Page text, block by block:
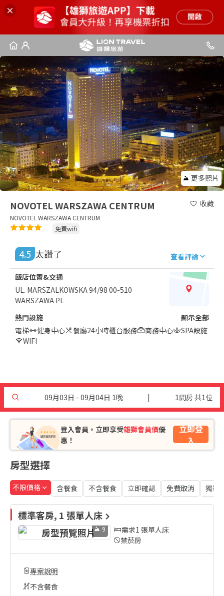
更多照片
NOVOTEL WARSZAWA CENTRUM
NOVOTEL WARSZAWA CENTRUM
免費wifi
收藏
4.5 太讚了 查看評論
飯店位置&交通
UL. MARSZALKOWSKA 94/98 00-510
WARSZAWA PL
熱門設施
顯示全部
電梯
健身中心 餐廳24小時櫃台服務 商務中心
SPA設施
WIFI
09月03日 - 09月04日 1晚 | 1間房 共1位
登入會員，立即享受雄獅會員價優
惠！
立即登
入
房型選擇
不限價格 含餐食 不含餐食 立即確認 免費取消 獨家
標準客房, 1 張單人床
9
需求1 張單人床
禁菸房
專案說明
不含餐食